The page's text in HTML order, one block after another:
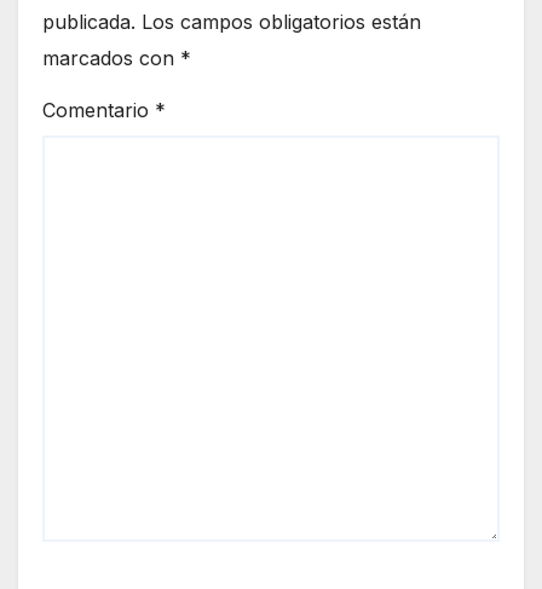
publicada. Los campos obligatorios están
marcados con *
Comentario *